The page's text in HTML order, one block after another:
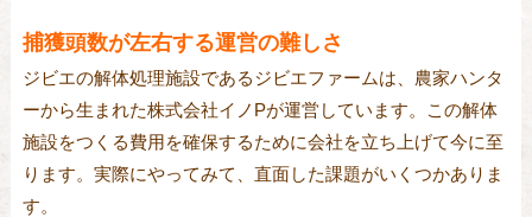
捕獲頭数が左右する運営の難しさ
ジビエの解体処理施設であるジビエファームは、農家ハンタ
ーから生まれた株式会社イノPが運営しています。この解体
施設をつくる費用を確保するために会社を立ち上げて今に至
ります。実際にやってみて、直面した課題がいくつかありま
す。